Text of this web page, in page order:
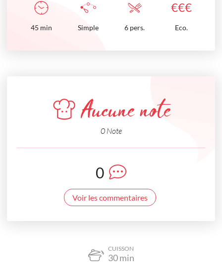
€€€
45 min Simple 6 pers. Eco.
Aucune note
0 Note
0
Voir les commentaires
CUISSON
30min